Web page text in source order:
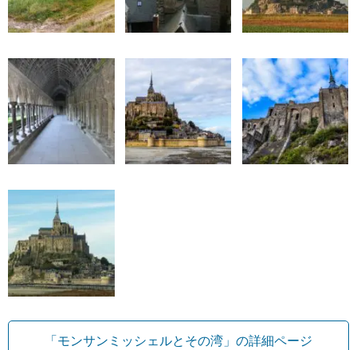
「モンサンミッシェルとその湾」の詳細ページ